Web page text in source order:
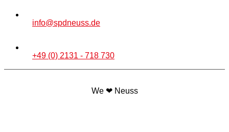
info@spdneuss.de
+49 (0) 2131 - 718 730
We ❤ Neuss